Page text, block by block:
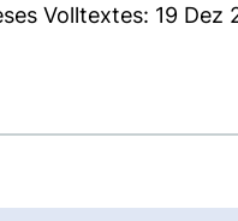
Volltextes: 19 Dez